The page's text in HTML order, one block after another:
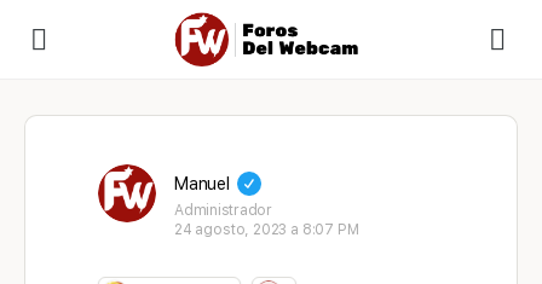
Manuel
Administrador
24 agosto, 2023 a 8:07 PM